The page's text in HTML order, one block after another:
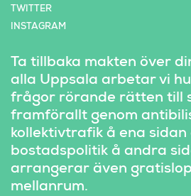
TWITTER
INSTAGRAM
Ta tillbaka makten över
alla Uppsala arbetar vi
frågor rörande rätten till
framförallt genom
kollektivtrafik å ena sidan
bostadspolitik å andra
arrangerar även
mellanrum.